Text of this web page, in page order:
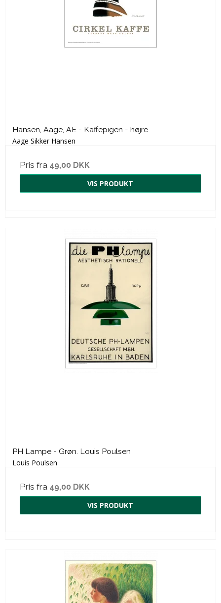
Hansen, Aage, AE - Kaffepigen - højre
Aage Sikker Hansen
Pris fra 49,00 DKK
VIS PRODUKT
PH Lampe - Grøn. Louis Poulsen
Louis Poulsen
Pris fra 49,00 DKK
VIS PRODUKT